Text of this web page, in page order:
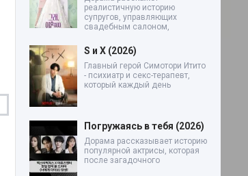
реалистичную историю
супругов, управляющих
свадебным салоном,
S и X (2026)
Главный герой Симотори Итито
- психиатр и секс-терапевт,
который каждый день
Погружаясь в тебя (2026)
Дорама рассказывает историю
популярной актрисы, которая
после загадочного